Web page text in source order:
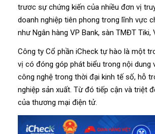
trươc sự chứng kiến của nhiều đơn vị
doanh nghiệp tiên phong trong lĩnh vực
như Ngân hàng VP Bank, sàn TMĐT Tiki,
Công ty Cổ phần iCheck tự hào là một
vị có đóng góp phát biểu trong nội dung
công nghệ trong thời đại kinh tế số, hỗ
nghiệp sản xuất. Từ đó tiếp cận và triệt
của thương mại điện tử.